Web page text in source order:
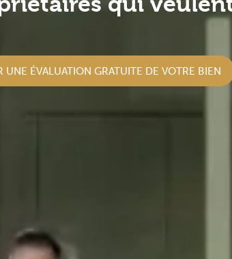
UNE ÉVALUATION GRATUITE DE VOTRE BIEN